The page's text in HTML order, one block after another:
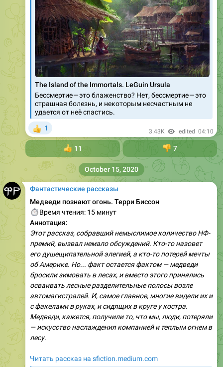
The Island of the Immortals. LeGuin Ursula
Бессмертие — это блаженство? Нет, бессмертие — это
страшная болезнь, и некоторым несчастным не
удается от неё спастись.
1 3.43K edited 04:10
11 👎
7
Фантастические рассказы
Медведи познают огонь. Терри Биссон
Время чтения: 15 минут
Аннотация:
Этот рассказ, собравший немыслимое количество НФ-
премий, вызвал немало обсуждений. Кто-то назовет
его душещипательной элегией, а кто-то потерей мечты
об Америке. Но... факт остается фактом — медведи
бросили зимовать в лесах, и вместо этого принялись
осваивать лесные разделительные полосы возле
автомагистралей. И, самое главное, многие видели их и
с факелами в руках, и сидящих в круге у костра.
Медведи, кажется, получили то, что мы, люди, потеряли
— искусство наслаждения компанией и теплым огнем в
лесу.
Читать рассказ на sfiction.medium.com
October 15, 2020